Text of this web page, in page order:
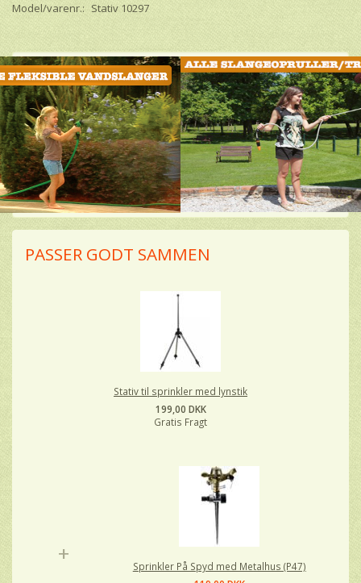
Model/varenr.: Stativ 10297
PASSER GODT SAMMEN
Stativ til sprinkler med lynstik
199,00 DKK
Gratis Fragt
+
Sprinkler På Spyd med Metalhus (P47)